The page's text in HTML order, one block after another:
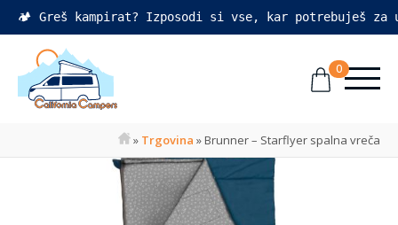
🏕️ Greš kampirat? Izposodi si vse, kar potrebuješ
0
» Trgovina »Brunner – Starflyer spalna vreča